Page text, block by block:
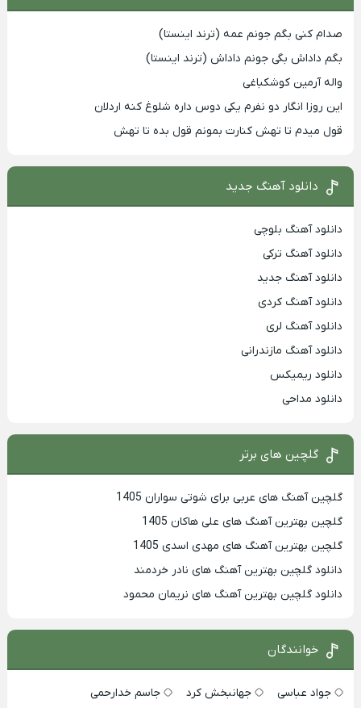
صدام کنی بگم جونم عمه (ترند اینستا)
بگم داداش بگی جونم داداش (ترند اینستا)
واله آرمین کوشکباغی
این روزا انگار دو نفرم یکی دوس داره شلوغ کنه اردلان
قول میدم تا تهش کنارت بمونم قول بده تا تهش
دانلود آهنگ جدید
دانلود آهنگ بلوچی
دانلود آهنگ ترکی
دانلود آهنگ جدید
دانلود آهنگ کردی
دانلود آهنگ لری
دانلود آهنگ مازندرانی
دانلود ریمیکس
دانلود مداحی
گلچین های برتر
گلچین آهنگ های عربی برای شوتی سواران 1405
گلچین بهترين آهنگ های علی هاکان 1405
گلچین بهترین آهنگ های مهدی اسدی 1405
دانلود گلچین بهترین آهنگ های نادر خردمند
دانلود گلچین بهترین آهنگ های نریمان محمود
خوانندگان
جواد عباسی جهانبخش کرد
جاسم خدارحمی